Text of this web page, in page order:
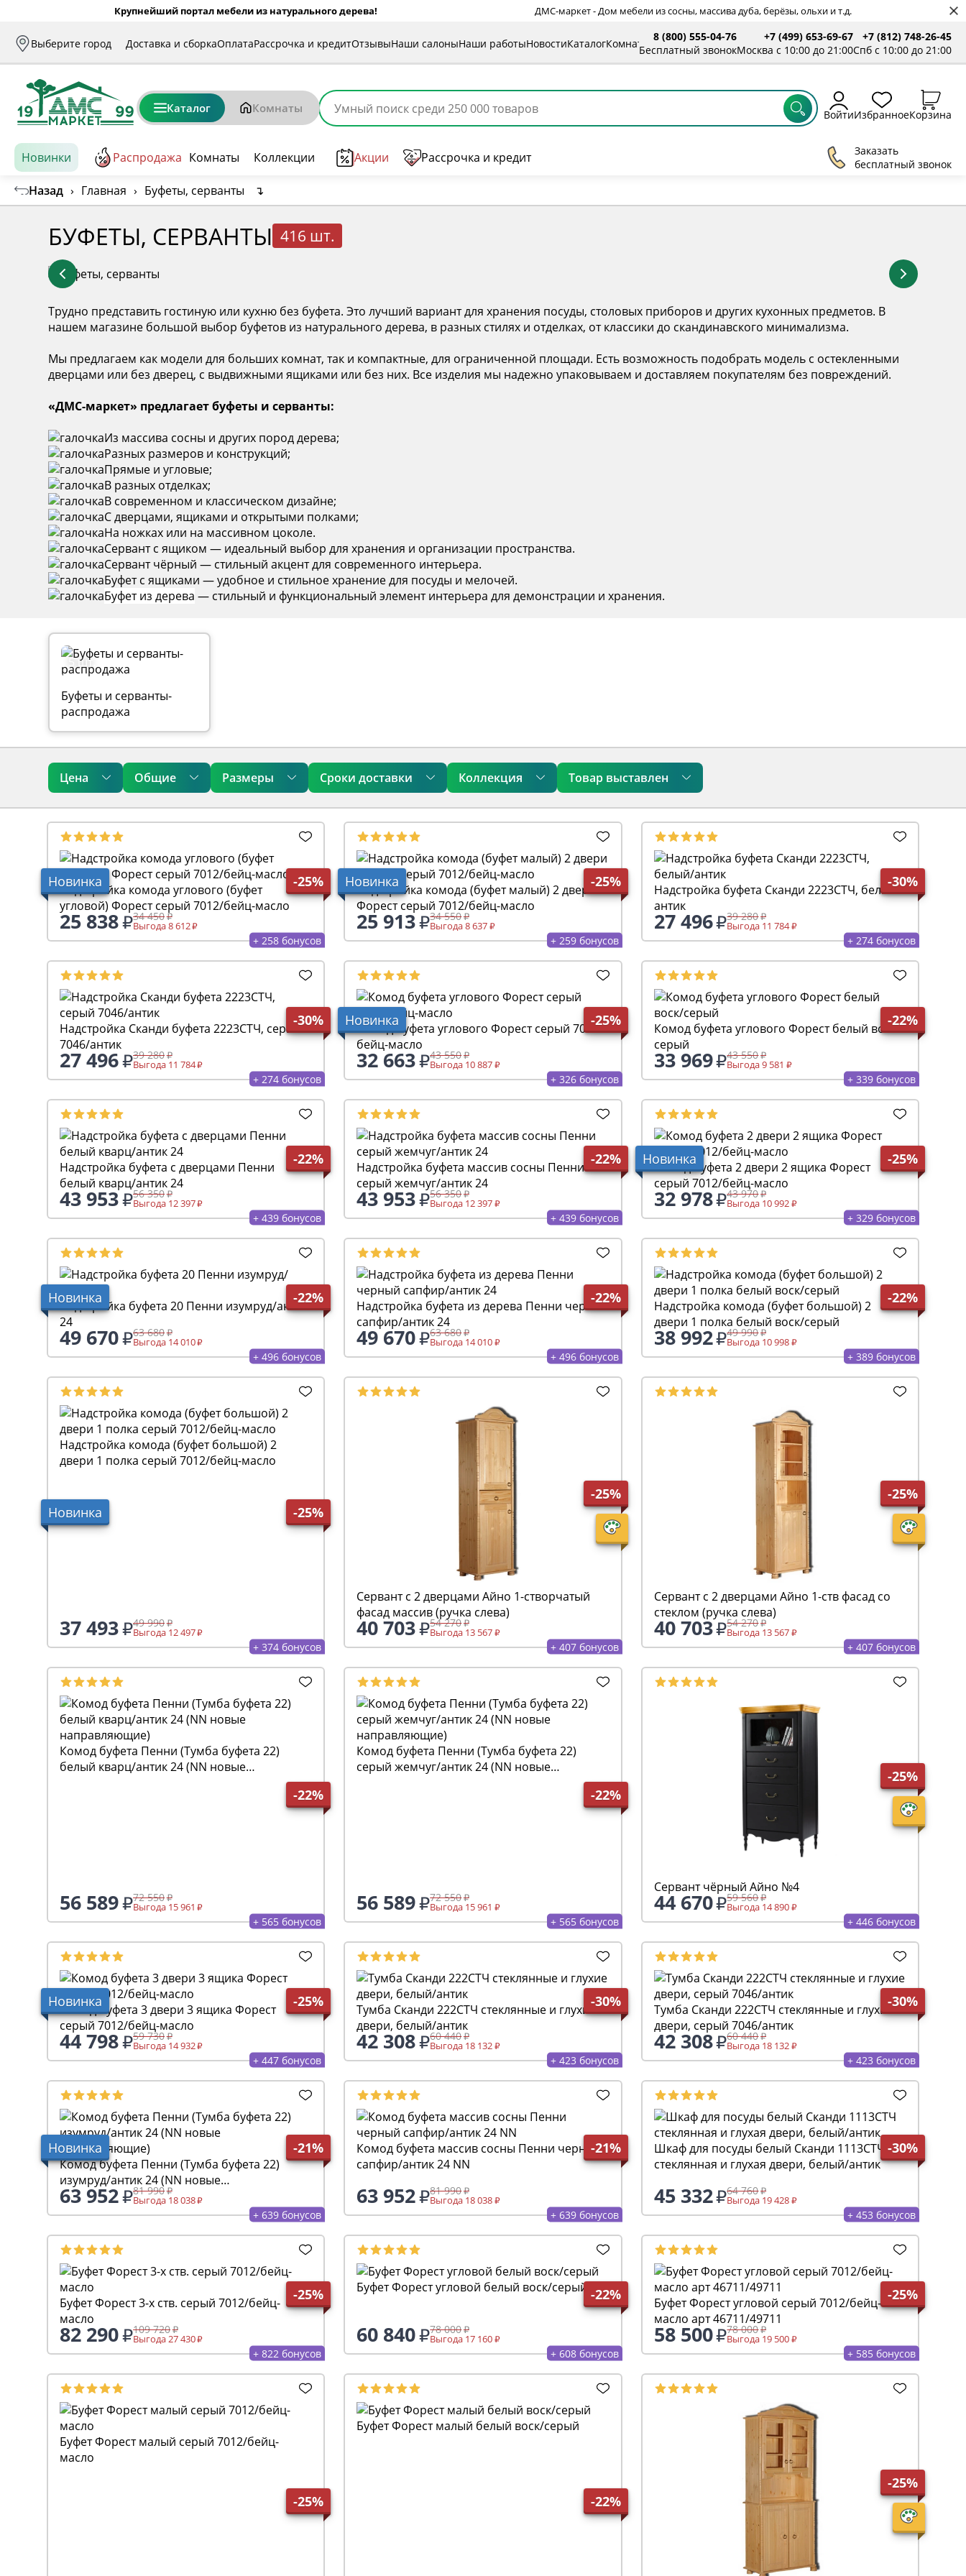
Крупнейший портал мебели из натурального дерева! ДМС-маркет - Дом мебели из сосны, массива дуба, берёзы, ольхи и т.д.
Выберите город Доставка и сборкаОплатаРассрочка и кредитОтзывыНаши салоныНаши работыНовостиКаталогКомнаты
8 (800) 555-04-76
Бесплатный звонок
+7 (499) 653-69-67
Москва с 10:00 до 21:00
+7 (812) 748-26-45
Спб с 10:00 до 21:00
Каталог Комнаты ВойтиИзбранноеКорзина
Новинки Распродажа Комнаты Коллекции Акции Рассрочка и кредит
Заказать
бесплатный звонок
Назад › Главная › Буфеты, серванты ↴
БУФЕТЫ, СЕРВАНТЫ 416 шт.
Трудно представить гостиную или кухню без буфета. Это лучший вариант для хранения посуды, столовых приборов и других кухонных предметов. В
нашем магазине большой выбор буфетов из натурального дерева, в разных стилях и отделках, от классики до скандинавского минимализма.
Мы предлагаем как модели для больших комнат, так и компактные, для ограниченной площади. Есть возможность подобрать модель с остекленными
дверцами или без дверец, с выдвижными ящиками или без них. Все изделия мы надежно упаковываем и доставляем покупателям без повреждений.
«ДМС-маркет» предлагает буфеты и серванты:
Из массива сосны и других пород дерева;
Разных размеров и конструкций;
Прямые и угловые;
В разных отделках;
В современном и классическом дизайне;
С дверцами, ящиками и открытыми полками;
На ножках или на массивном цоколе.
Сервант с ящиком — идеальный выбор для хранения и организации пространства.
Сервант чёрный — стильный акцент для современного интерьера.
Буфет с ящиками — удобное и стильное хранение для посуды и мелочей.
Буфет из дерева — стильный и функциональный элемент интерьера для демонстрации и хранения.
5 шт.
Буфеты и серванты-
распродажа
Цена Общие Размеры Сроки доставки Коллекция Товар выставлен
Новинка -25%
Надстройка комода углового (буфет
угловой) Форест серый 7012/бейц-масло
25 838 34 450
Выгода 8 612
+ 258 бонусов
Новинка -25%
Надстройка комода (буфет малый) 2 двери
Форест серый 7012/бейц-масло
25 913 34 550
Выгода 8 637
+ 259 бонусов
-30%
Надстройка буфета Сканди 2223СТЧ, белый/
антик
27 496 39 280
Выгода 11 784
+ 274 бонусов
-30%
Надстройка Сканди буфета 2223СТЧ, серый
7046/антик
27 496 39 280
Выгода 11 784
+ 274 бонусов
Новинка -25%
Комод буфета углового Форест серый 7012/
бейц-масло
32 663 43 550
Выгода 10 887
+ 326 бонусов
-22%
Комод буфета углового Форест белый воск/
серый
33 969 43 550
Выгода 9 581
+ 339 бонусов
-22%
Надстройка буфета с дверцами Пенни
белый кварц/антик 24
43 953 56 350
Выгода 12 397
+ 439 бонусов
-22%
Надстройка буфета массив сосны Пенни
серый жемчуг/антик 24
43 953 56 350
Выгода 12 397
+ 439 бонусов
Новинка -25%
Комод буфета 2 двери 2 ящика Форест
серый 7012/бейц-масло
32 978 43 970
Выгода 10 992
+ 329 бонусов
Новинка -22%
Надстройка буфета 20 Пенни изумруд/антик
24
49 670 63 680
Выгода 14 010
+ 496 бонусов
-22%
Надстройка буфета из дерева Пенни черный
сапфир/антик 24
49 670 63 680
Выгода 14 010
+ 496 бонусов
-22%
Надстройка комода (буфет большой) 2
двери 1 полка белый воск/серый
38 992 49 990
Выгода 10 998
+ 389 бонусов
Новинка -25%
Надстройка комода (буфет большой) 2
двери 1 полка серый 7012/бейц-масло
37 493 49 990
Выгода 12 497
+ 374 бонусов
-25%
Сервант с 2 дверцами Айно 1-створчатый
фасад массив (ручка слева)
40 703 54 270
Выгода 13 567
+ 407 бонусов
-25%
Сервант с 2 дверцами Айно 1-ств фасад со
стеклом (ручка слева)
40 703 54 270
Выгода 13 567
+ 407 бонусов
-22%
Комод буфета Пенни (Тумба буфета 22)
белый кварц/антик 24 (NN новые
56 589 72 550
Выгода 15 961
+ 565 бонусов
-22%
Комод буфета Пенни (Тумба буфета 22)
серый жемчуг/антик 24 (NN новые
56 589 72 550
Выгода 15 961
+ 565 бонусов
-25%
Сервант чёрный Айно №4
44 670 59 560
Выгода 14 890
+ 446 бонусов
Новинка -25%
Комод буфета 3 двери 3 ящика Форест
серый 7012/бейц-масло
44 798 59 730
Выгода 14 932
+ 447 бонусов
-30%
Тумба Сканди 222СТЧ стеклянные и глухие
двери, белый/антик
42 308 60 440
Выгода 18 132
+ 423 бонусов
-30%
Тумба Сканди 222СТЧ стеклянные и глухие
двери, серый 7046/антик
42 308 60 440
Выгода 18 132
+ 423 бонусов
Новинка -21%
Комод буфета Пенни (Тумба буфета 22)
изумруд/антик 24 (NN новые
направляющие)
63 952 81 990
Выгода 18 038
+ 639 бонусов
-21%
Комод буфета массив сосны Пенни черный
сапфир/антик 24 NN
63 952 81 990
Выгода 18 038
+ 639 бонусов
-30%
Шкаф для посуды белый Сканди 1113СТЧ
стеклянная и глухая двери, белый/антик
45 332 64 760
Выгода 19 428
+ 453 бонусов
-25%
Буфет Форест 3-х ств. серый 7012/бейц-
масло
82 290 109 720
Выгода 27 430
+ 822 бонусов
-22%
Буфет Форест угловой белый воск/серый
60 840 78 000
Выгода 17 160
+ 608 бонусов
-25%
Буфет Форест угловой серый 7012/бейц-
масло арт 46711/49711
58 500 78 000
Выгода 19 500
+ 585 бонусов
-25%
Буфет Форест малый серый 7012/бейц-
масло
-22%
Буфет Форест малый белый воск/серый
-25%